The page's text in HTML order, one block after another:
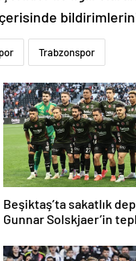
Trabzonspor
Beşiktaş’ta sakatlık
Gunnar Solskjaer’in